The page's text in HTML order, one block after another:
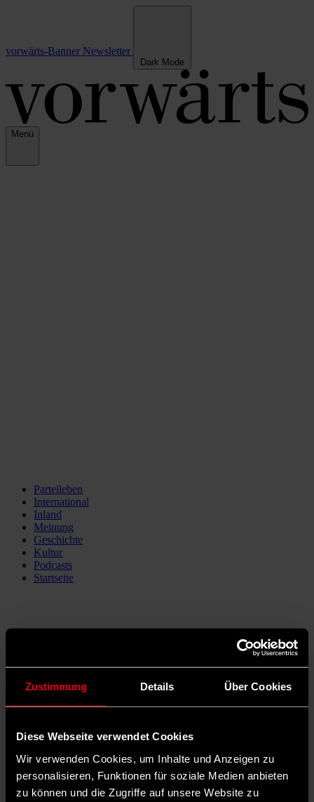
Zustimmung Details Über Cookies
Diese Webseite verwendet Cookies
Wir verwenden Cookies, um Inhalte und Anzeigen zu
personalisieren, Funktionen für soziale Medien anbieten
zu können und die Zugriffe auf unsere Website zu
vorwärts-Banner Newsletter
Dark Mode
Menü
Parteileben
International
Inland
Meinung
Geschichte
Kultur
Podcasts
Startseite